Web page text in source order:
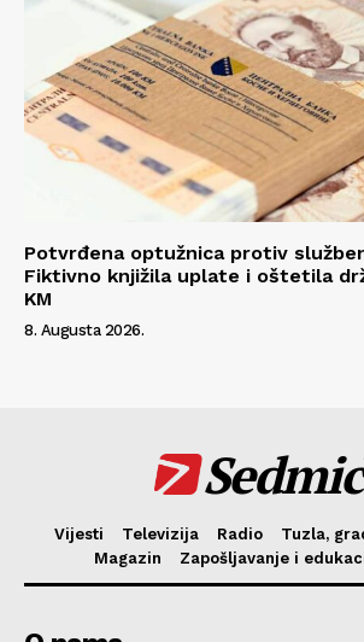
Potvrđena optužnica protiv
Fiktivno knjižila uplate i oštetila
KM
8. Augusta 2026.
Vijesti Televizija Radio Tuzla,
Magazin
Zapošljavanje i